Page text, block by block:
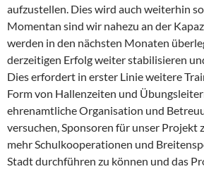
aufzustellen. Dies wird auch weiterhin
Momentan sind wir nahezu an der
werden in den nächsten Monaten
derzeitigen Erfolg weiter stabilisieren
Dies erfordert in erster Linie weitere
Form von Hallenzeiten und
ehrenamtliche Organisation und
versuchen, Sponsoren für unser Projekt
mehr Schulkooperationen und
Stadt durchführen zu können und das